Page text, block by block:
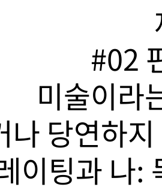
#02
미술이라
나 당연하
이팅과 나: